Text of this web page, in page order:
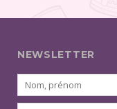
NEWSLETTER